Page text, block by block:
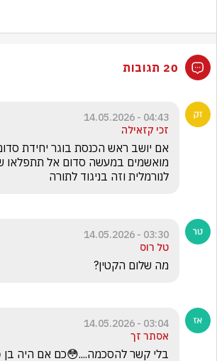
20 תגובות
04:43 - 14.05.2026
זכי קזאילה
לנורמלית וזה בניגוד לתורה
03:30 - 14.05.2026
טל רוס
מה שלום הקטין?
03:04 - 14.05.2026
אסתר זך